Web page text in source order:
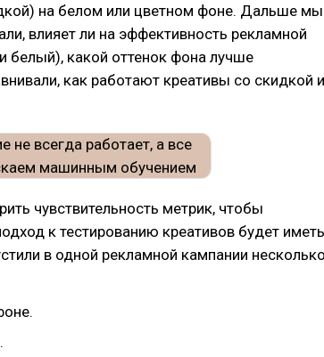
на белом или цветном фоне. Дальше мы
влияет ли на эффективность рекламной
белый), какой оттенок фона лучше
как работают креативы со скидкой и
чувствительность метрик, чтобы
к тестированию креативов будет иметь
в одной рекламной кампании